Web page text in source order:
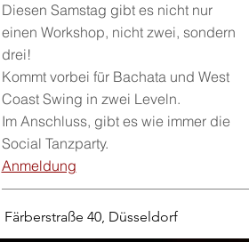
Diesen Samstag gibt es nicht nur
einen Workshop, nicht zwei, sondern
drei!
Kommt vorbei für Bachata und West
Coast Swing in zwei Leveln.
Im Anschluss, gibt es wie immer die
Social Tanzparty.
Anmeldung
Färberstraße 40, Düsseldorf